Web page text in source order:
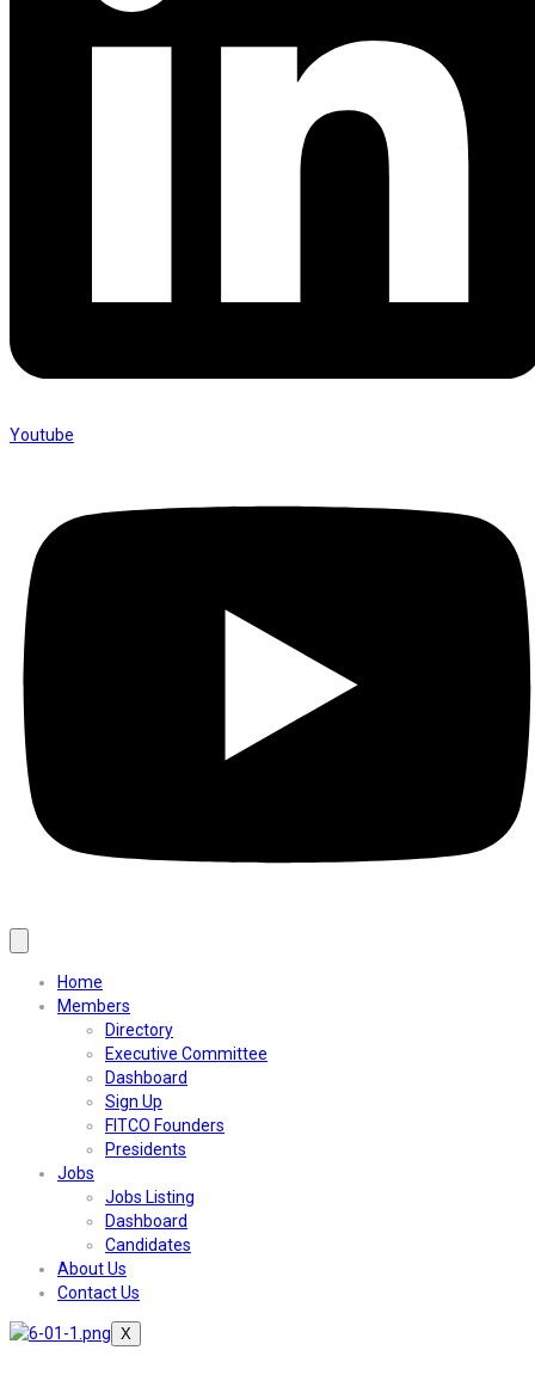
Youtube
Home
Members
Directory
Executive Committee
Dashboard
Sign Up
FITCO Founders
Presidents
Jobs
Jobs Listing
Dashboard
Candidates
About Us
Contact Us
X